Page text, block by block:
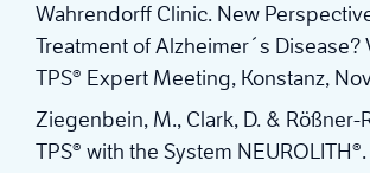
Wahrendorff Clinic. New
Treatment of Alzheimer´s Disease?
TPS® Expert Meeting, Konstanz,
Ziegenbein, M., Clark, D. & Rößner-
TPS® with the System